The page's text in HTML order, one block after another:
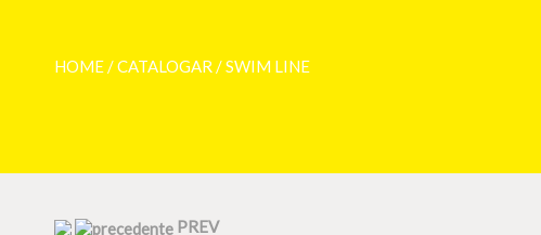
HOME / CATALOGAR /SWIM LINE
PREV